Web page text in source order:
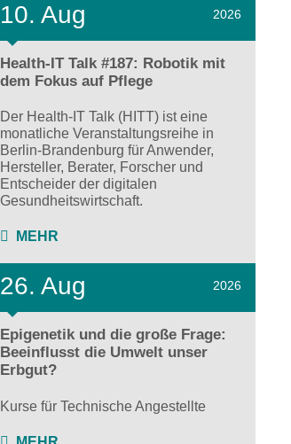
10. Aug 2026
Health-IT Talk #187: Robotik mit
dem Fokus auf Pflege
Der Health-IT Talk (HITT) ist eine
monatliche Veranstaltungsreihe in
Berlin-Brandenburg für Anwender,
Hersteller, Berater, Forscher und
Entscheider der digitalen
Gesundheitswirtschaft.
MEHR
26. Aug 2026
Epigenetik und die große Frage:
Beeinflusst die Umwelt unser
Erbgut?
Kurse für Technische Angestellte